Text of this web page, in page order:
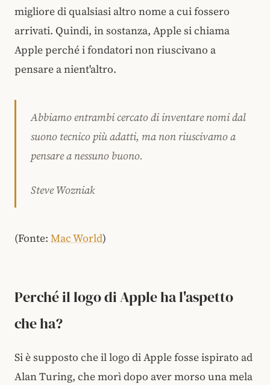
migliore di qualsiasi altro nome a cui fossero
arrivati. Quindi, in sostanza, Apple si chiama
Apple perché i fondatori non riuscivano a
pensare a nient'altro.
Abbiamo entrambi cercato di inventare nomi dal
suono tecnico più adatti, ma non riuscivamo a
pensare a nessuno buono.
Steve Wozniak
(Fonte: Mac World)
Perché il logo di Apple ha l'aspetto
che ha?
Si è supposto che il logo di Apple fosse ispirato ad
Alan Turing, che morì dopo aver morso una mela